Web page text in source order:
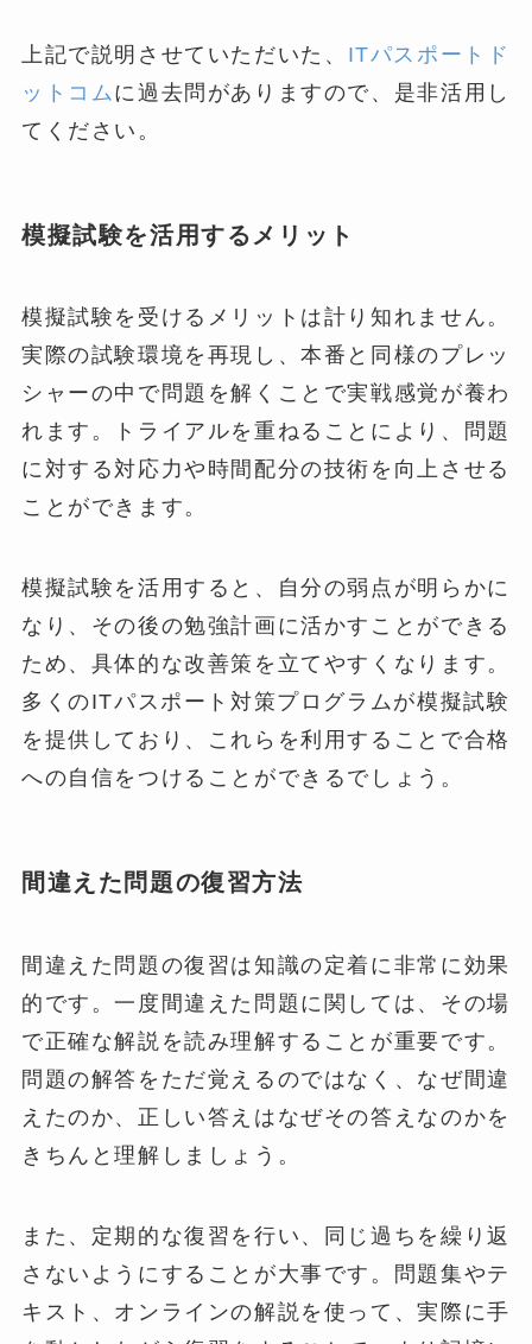
上記で説明させていただいた、 ITパスポートド
ットコム に過去問がありますので、是非活用し
てください。
模擬試験を活用するメリット
模擬試験を受けるメリットは計り知れません。
実際の試験環境を再現し、本番と同様のプレッ
シャーの中で問題を解くことで実戦感覚が養わ
れます。トライアルを重ねることにより、問題
に対する対応力や時間配分の技術を向上させる
ことができます。
模擬試験を活用すると、自分の弱点が明らかに
なり、その後の勉強計画に活かすことができる
ため、具体的な改善策を立てやすくなります。
多くのITパスポート対策プログラムが模擬試験
を提供しており、これらを利用することで合格
への自信をつけることができるでしょう。
間違えた問題の復習方法
間違えた問題の復習は知識の定着に非常に効果
的です。一度間違えた問題に関しては、その場
で正確な解説を読み理解することが重要です。
問題の解答をただ覚えるのではなく、なぜ間違
えたのか、正しい答えはなぜその答えなのかを
きちんと理解しましょう。
また、定期的な復習を行い、同じ過ちを繰り返
さないようにすることが大事です。問題集やテ
キスト、オンラインの解説を使って、実際に手